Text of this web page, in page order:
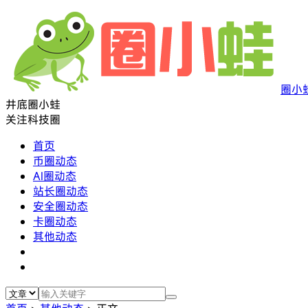
圈小
井底圈小蛙
关注科技圈
首页
币圈动态
AI圈动态
站长圈动态
安全圈动态
卡圈动态
其他动态